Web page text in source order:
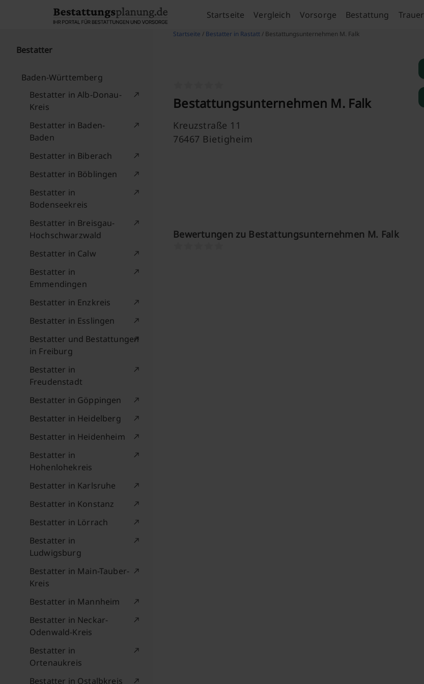
Startseite Vergleich Vorsorge Bestattung Trauer
Bestatter
Baden-Württemberg
Bestatter in Alb-Donau-
Kreis
Bestatter in Baden-
Baden
Bestatter in Biberach
Bestatter in Böblingen
Bestatter in
Bodenseekreis
Bestatter in Breisgau-
Hochschwarzwald
Bestatter in Calw
Bestatter in
Emmendingen
Bestatter in Enzkreis
Bestatter in Esslingen
Bestatter und Bestattungen
in Freiburg
Bestatter in
Freudenstadt
Bestatter in Göppingen
Bestatter in Heidelberg
Bestatter in Heidenheim
Bestatter in
Hohenlohekreis
Bestatter in Karlsruhe
Bestatter in Konstanz
Bestatter in Lörrach
Bestatter in
Ludwigsburg
Bestatter in Main-Tauber-
Kreis
Bestatter in Mannheim
Bestatter in Neckar-
Odenwald-Kreis
Bestatter in
Ortenaukreis
Bestatter in Ostalbkreis
Startseite / Bestatter in Rastatt/ Bestattungsunternehmen M. Falk
Bestattungsunternehmen M. Falk
Kreuzstraße 11
76467 Bietigheim
Bewertungen zu Bestattungsunternehmen M. Falk